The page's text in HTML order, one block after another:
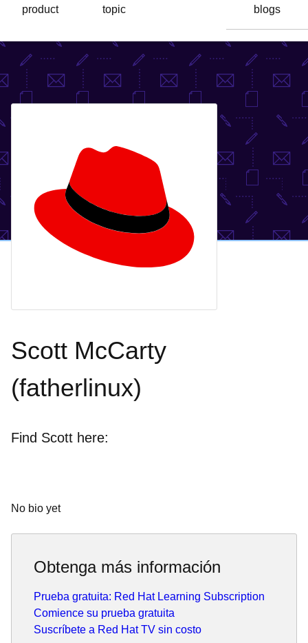
product
topic
blogs
Scott McCarty
(fatherlinux)
Find Scott here:
No bio yet
Obtenga más información
Prueba gratuita: Red Hat Learning Subscription
Comience su prueba gratuita
Suscríbete a Red Hat TV sin costo